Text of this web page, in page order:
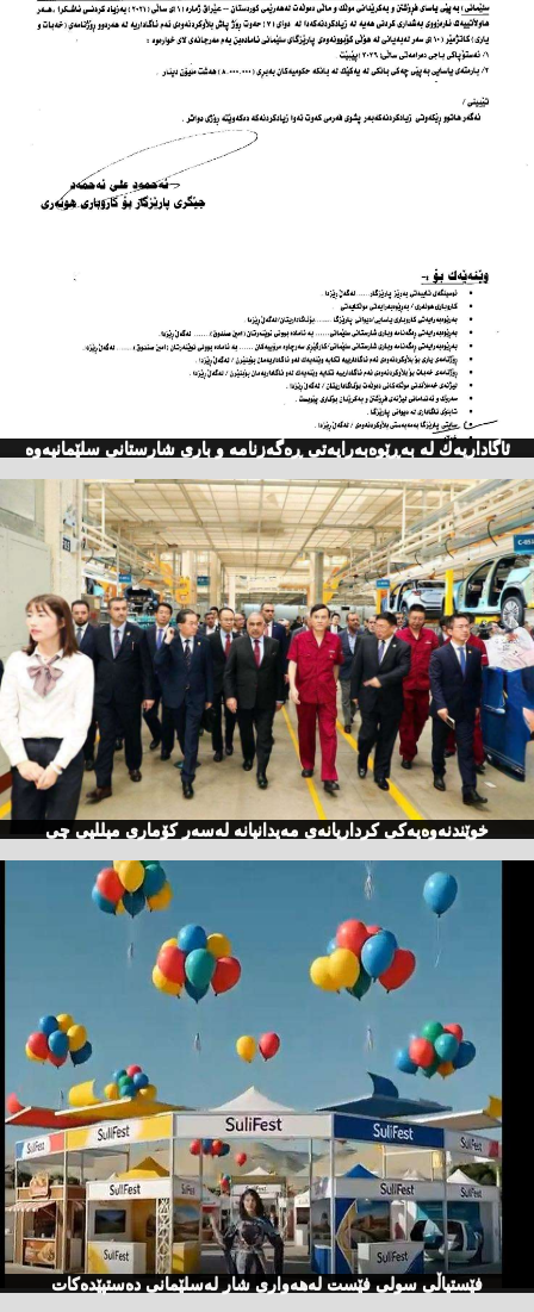
ئاگاداریه‌ك له‌ به‌ڕێوه‌به‌رایه‌تی ڕه‌گه‌زنامه‌ و باری شارستانی سلێمانیه‌وه‌
خوێندنەوەیەكی كرداریانەی مەیدانیانە لەسەر كۆماری میللیی چی
فێستیاڵی سولی فێست لەهەواری شار لەسلێمانی دەستپێدەكات